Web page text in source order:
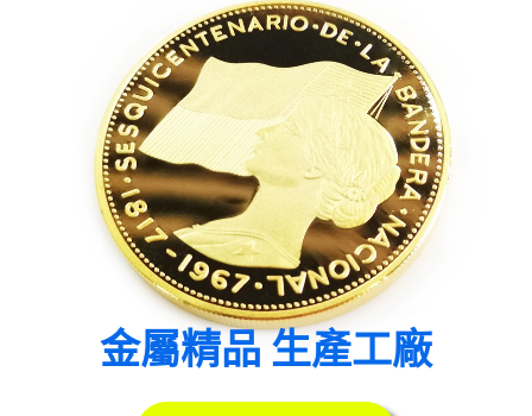
金屬精品 生產工廠